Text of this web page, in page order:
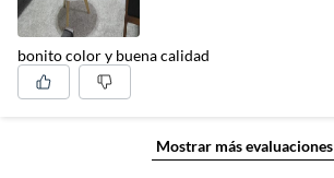
bonito color y buena calidad
Mostrar más evaluaciones